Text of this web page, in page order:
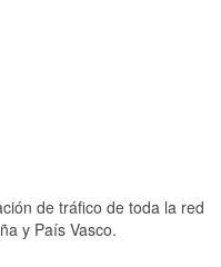
de tráfico de toda la red
y País Vasco.